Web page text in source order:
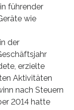
führender
wie
der
erzielte
Aktivitäten
nach Steuern
2014 hatte